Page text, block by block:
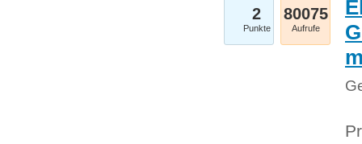
2
Punkte
80075
Aufrufe